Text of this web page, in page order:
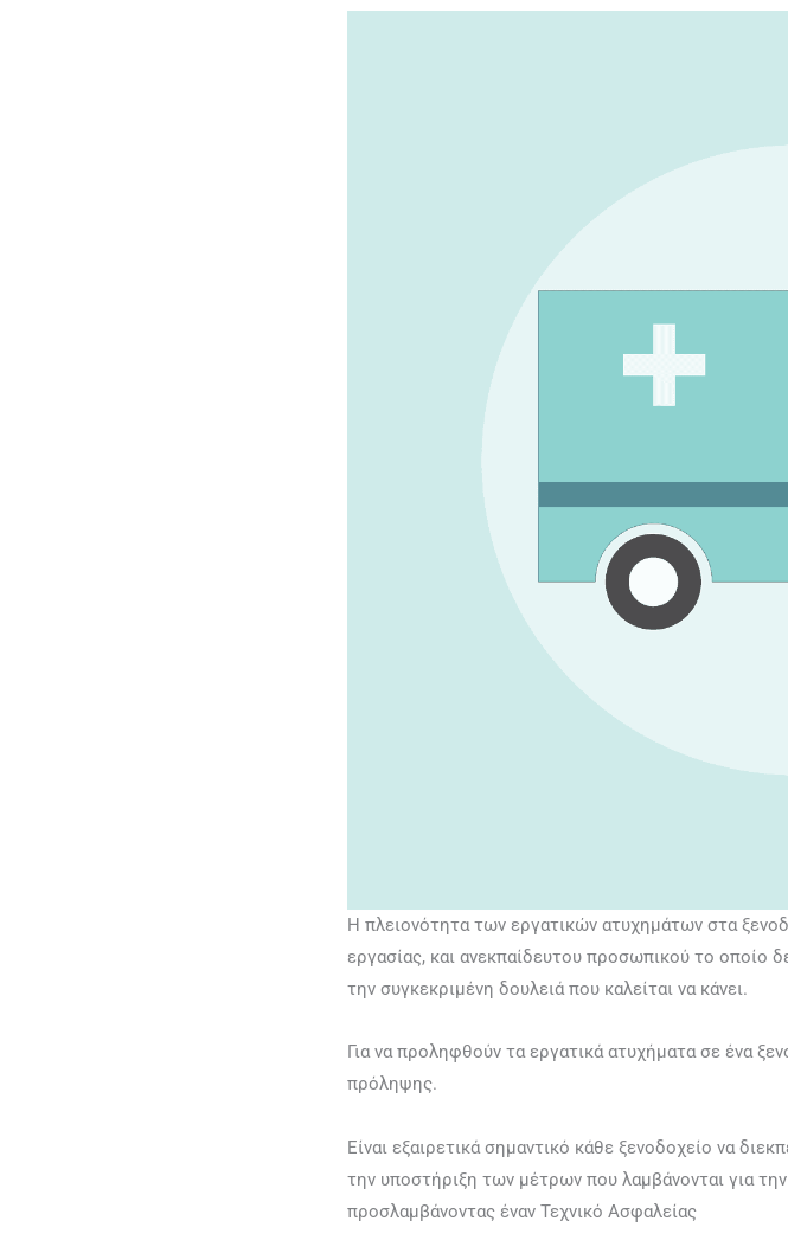
Η πλειονότητα των εργατικών ατυχημάτων στα
εργασίας, και ανεκπαίδευτου προσωπικού το οποίο
την συγκεκριμένη δουλειά που καλείται να κάνει.
Για να προληφθούν τα εργατικά ατυχήματα σε ένα
πρόληψης.
Είναι εξαιρετικά σημαντικό κάθε ξενοδοχείο να
την υποστήριξη των μέτρων που λαμβάνονται για
προσλαμβάνοντας έναν Τεχνικό Ασφαλείας